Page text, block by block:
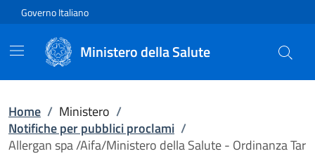
Vai direttamente al contenuto
Governo Italiano
Ministero della Salute
Home / Ministero /
Notifiche per pubblici proclami /
Allergan spa /Aifa/Ministero della Salute - Ordinanza Tar